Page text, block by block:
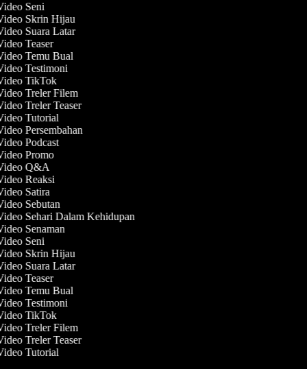
Seni
Skrin Hijau
Suara Latar
Teaser
Temu Bual
Testimoni
TikTok
Treler Filem
Treler Teaser
Tutorial
Persembahan
Podcast
Promo
Q&A
Reaksi
Satira
Sebutan
Sehari Dalam Kehidupan
Senaman
Seni
Skrin Hijau
Suara Latar
Teaser
Temu Bual
Testimoni
TikTok
Treler Filem
Treler Teaser
Tutorial